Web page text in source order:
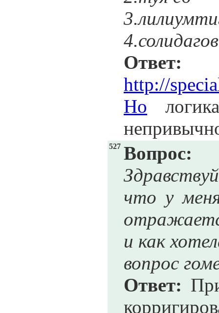
Ответ:
http://
Но
527 Вопрос:
что у
и как
вопрос
Ответ: